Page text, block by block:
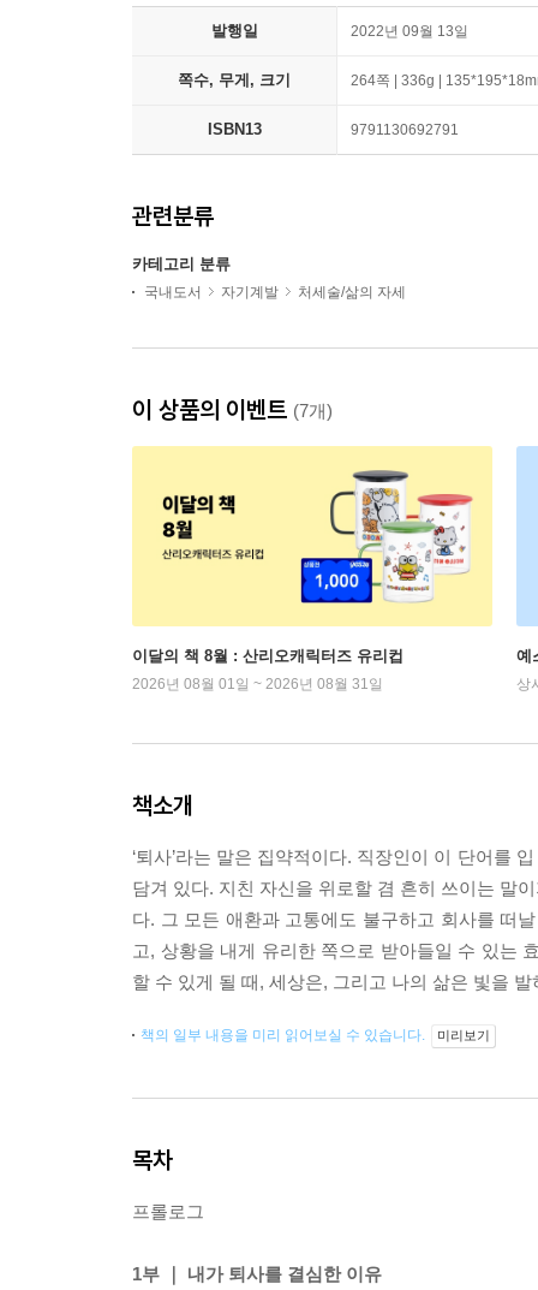
발행일 2022년 09월 13일
쪽수, 무게, 크기 264쪽 | 336g |
ISBN13 9791130692791
관련분류
카테고리 분류
국내도서 자기계발 처세술/삶의 자세
이 상품의 이벤트 (7개)
이달의 책 8월 : 산리오캐릭터즈 유리컵
2026년 08월 01일 ~ 2026년 08월 31일
예
상
책소개
‘퇴사’라는 말은 집약적이다. 직장인이 이 단어를
담겨 있다. 지친 자신을 위로할 겸 흔히 쓰이는 말
다. 그 모든 애환과 고통에도 불구하고 회사를 떠
고, 상황을 내게 유리한 쪽으로 받아들일 수 있는
할 수 있게 될 때, 세상은, 그리고 나의 삶은 빛을
책의 일부 내용을 미리 읽어보실 수 있습니다. 미리보기
목차
프롤로그
1부 ｜ 내가 퇴사를 결심한 이유